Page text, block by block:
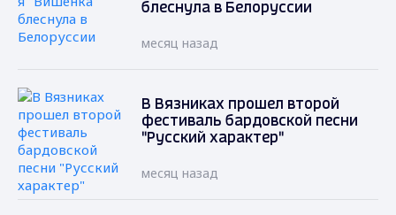
блеснула в Белоруссии
месяц назад
В Вязниках прошел второй
фестиваль бардовской песни
"Русский характер"
месяц назад